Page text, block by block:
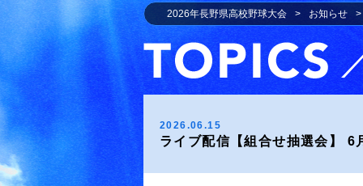
2026年長野県高校野球大会 お知らせ
2026.06.15
ライブ配信【組合せ抽選会】